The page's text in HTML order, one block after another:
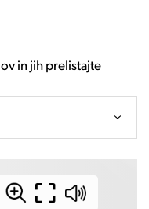
in jih prelistajte